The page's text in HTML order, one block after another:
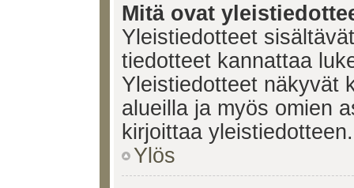
Mitä ovat
Yleistiedotteet
tiedotteet kannattaa
Yleistiedotteet näkyvät
alueilla ja myös omien
kirjoittaa
Ylös